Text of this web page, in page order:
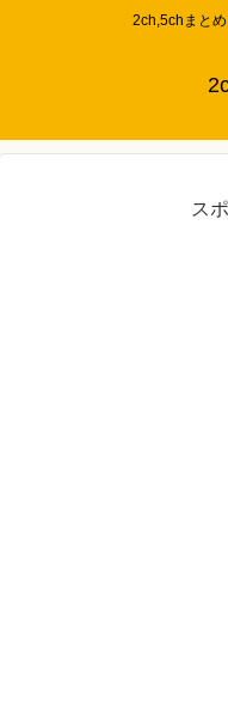
2ch,5chまと
ス